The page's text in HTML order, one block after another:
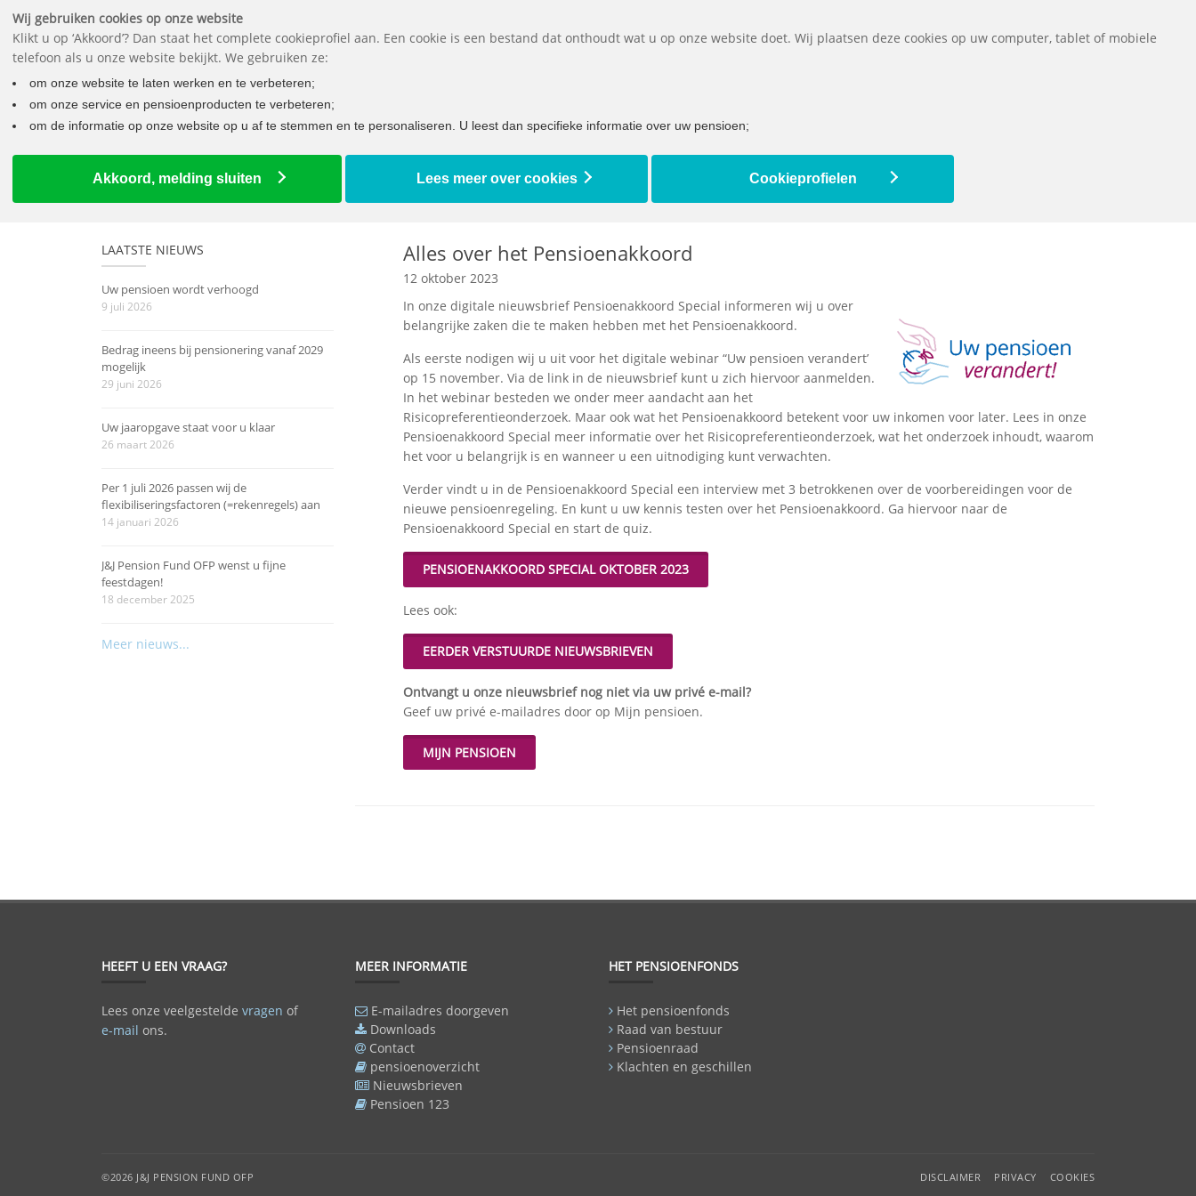
LAATSTE NIEUWS
Uw pensioen wordt verhoogd
9 juli 2026
Bedrag ineens bij pensionering vanaf 2029
mogelijk
29 juni 2026
Uw jaaropgave staat voor u klaar
26 maart 2026
Per 1 juli 2026 passen wij de
flexibiliseringsfactoren (=rekenregels) aan
14 januari 2026
J&J Pension Fund OFP wenst u fijne
feestdagen!
18 december 2025
Meer nieuws...
Alles over het Pensioenakkoord
12 oktober 2023
In onze digitale nieuwsbrief Pensioenakkoord Special informeren wij u over
belangrijke zaken die te maken hebben met het Pensioenakkoord.
Als eerste nodigen wij u uit voor het digitale webinar “Uw pensioen verandert’
op 15 november. Via de link in de nieuwsbrief kunt u zich hiervoor aanmelden.
In het webinar besteden we onder meer aandacht aan het
Risicopreferentieonderzoek. Maar ook wat het Pensioenakkoord betekent voor uw inkomen voor later. Lees in onze
Pensioenakkoord Special meer informatie over het Risicopreferentieonderzoek, wat het onderzoek inhoudt, waarom
het voor u belangrijk is en wanneer u een uitnodiging kunt verwachten.
Verder vindt u in de Pensioenakkoord Special een interview met 3 betrokkenen over de voorbereidingen voor de
nieuwe pensioenregeling. En kunt u uw kennis testen over het Pensioenakkoord. Ga hiervoor naar de
Pensioenakkoord Special en start de quiz.
PENSIOENAKKOORD SPECIAL OKTOBER 2023
Lees ook:
EERDER VERSTUURDE NIEUWSBRIEVEN
Ontvangt u onze nieuwsbrief nog niet via uw privé e-mail?
Geef uw privé e-mailadres door op Mijn pensioen.
MIJN PENSIOEN
HEEFT U EEN VRAAG?
Lees onze veelgestelde vragen of
e-mail ons.
MEER INFORMATIE
E-mailadres doorgeven
Downloads
Contact
pensioenoverzicht
Nieuwsbrieven
Pensioen 123
HET PENSIOENFONDS
Het pensioenfonds
Raad van bestuur
Pensioenraad
Klachten en geschillen
©2026 J&J PENSION FUND OFP DISCLAIMER PRIVACY COOKIES
Wij gebruiken cookies op onze website
Klikt u op ‘Akkoord’? Dan staat het complete cookieprofiel aan. Een cookie is een bestand dat onthoudt wat u op onze website doet. Wij plaatsen deze cookies op uw computer, tablet of mobiele
telefoon als u onze website bekijkt. We gebruiken ze:
om onze website te laten werken en te verbeteren;
om onze service en pensioenproducten te verbeteren;
om de informatie op onze website op u af te stemmen en te personaliseren. U leest dan specifieke informatie over uw pensioen;
Akkoord, melding sluiten Lees meer over cookies Cookieprofielen